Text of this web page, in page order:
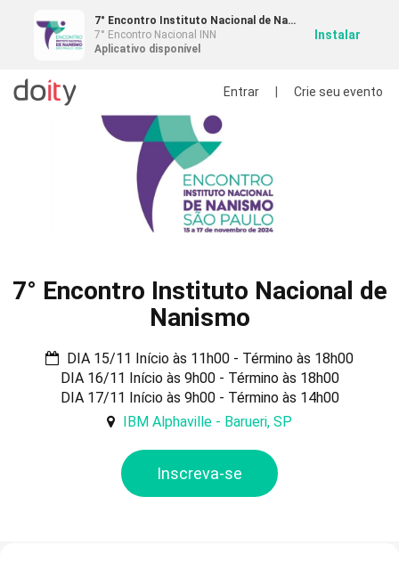
7° Encontro Instituto Nacional de Nanismo
7° Encontro Nacional INN
Aplicativo disponível
Instalar
Entrar Crie seu evento
7° Encontro Instituto Nacional de
Nanismo
DIA 15/11 Início às 11h00 - Término às 18h00
DIA 16/11 Início às 9h00 - Término às 18h00
DIA 17/11 Início às 9h00 - Término às 14h00
IBM Alphaville - Barueri, SP
Inscreva-se